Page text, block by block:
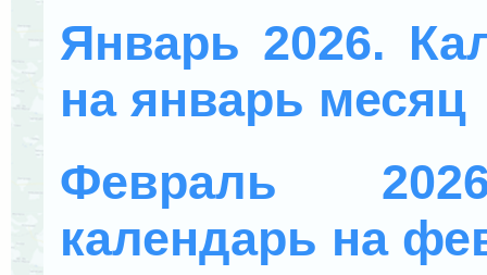
Январь 2026.
на январь месяц
Февраль
календарь на